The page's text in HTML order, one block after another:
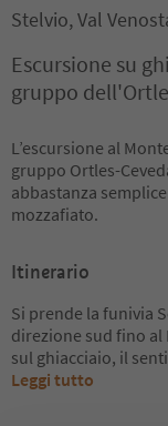
Stelvio, Val
Escursione su
gruppo
L’escursione al
gruppo Ortles-
abbastanza
mozzafiato.
Itinerario
Si prende la funivia
direzione sud fino al
sul ghiacciaio, il
Leggi tutto